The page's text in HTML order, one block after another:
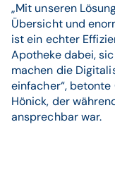
„Mit unseren
Übersicht und
ist ein echter
Apotheke dabei,
machen die
einfacher“,
Hönick, der
ansprechbar war.